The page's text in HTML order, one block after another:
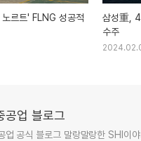
르트' FLNG 성공적
삼성重,
수주
공업 블로그
업 공식 블로그 말랑말랑한 SHI이